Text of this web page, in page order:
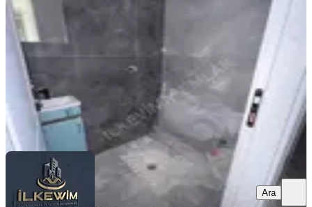
İlk Evimm Gayrimenkul Canberk Ulukaya
Ara